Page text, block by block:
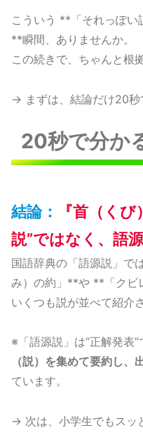
こういう **「それっぽい
**瞬間、ありませんか。
この続きで、ちゃんと根
→ まずは、結論だけ20秒
20秒で分か
結論：
『首（く
説”ではなく、語
国語辞典の「語源説」で
み）の約」**や **「クビ
いくつも説が並べて紹介
※「語源説」は“正解発表”
（説）を集めて要約し、
ています。
→ 次は、小学生でもスッ